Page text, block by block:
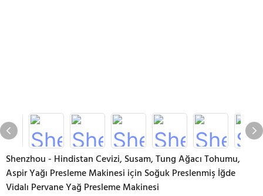
Shenzhou - Hindistan Cevizi, Susam, Tung Ağacı Tohumu,
Aspir Yağı Presleme Makinesi için Soğuk Preslenmiş İğde
Vidalı Pervane Yağ Presleme Makinesi